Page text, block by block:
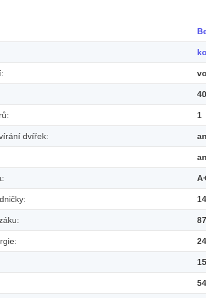
1
dvířek: